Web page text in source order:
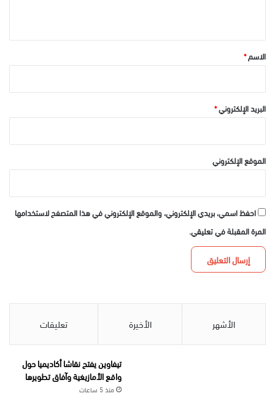
*الاسم*
البريد الإلكتروني*
الموقع الإلكتروني
احفظ اسمي، بريدي الإلكتروني، والموقع الإلكتروني في هذا المتصفح لاستخدامها
المرة المقبلة في تعليقي.
الأشهر الأخيرة تعليقات
تيفاوين يفتح نقاشا أكاديميا حول
واقع الأمازيغية وآفاق تطويرها
منذ 5 ساعات